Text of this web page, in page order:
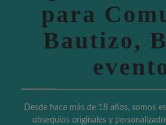
para
Bautizo,
Desde hace más de 18 años, somos
obsequios originales y